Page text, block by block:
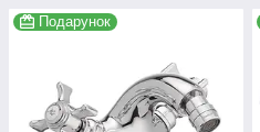
Подарунок